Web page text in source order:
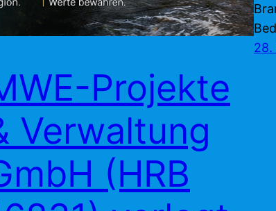
Projekte
Verwaltung
(HRB
28.